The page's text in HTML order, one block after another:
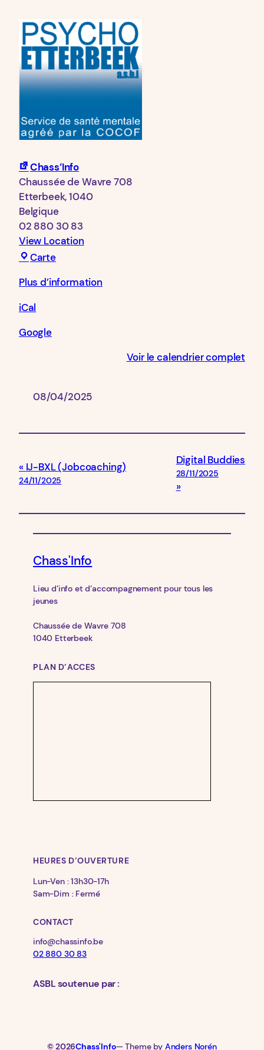
Chass’Info
Chaussée de Wavre 708
Etterbeek,1040
Belgique
02 880 30 83
View Location
CarteChass’Info
Plus d’information
iCal
Google
Voir le calendrier complet
08/04/2025
IJ-BXL (Jobcoaching)
24/11/2025
Digital Buddies
28/11/2025
Chass'Info
Lieu d’info et d’accompagnement pour tous les
jeunes
Chaussée de Wavre 708
1040 Etterbeek
PLAN D’ACCES
HEURES D’OUVERTURE
Lun-Ven : 13h30-17h
Sam-Dim : Fermé
CONTACT
info@chassinfo.be
02 880 30 83
ASBL soutenue par :
© 2026Chass'Info— Theme by Anders Norén